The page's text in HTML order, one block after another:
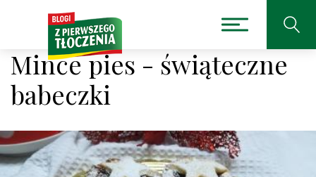
Mince pies - świąteczne
babeczki